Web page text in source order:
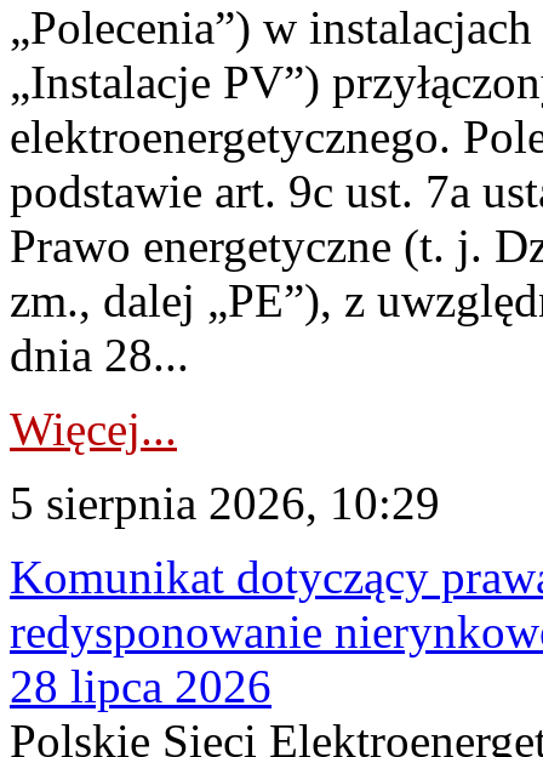
„Polecenia”) w
„Instalacje PV”)
elektroenergetycznego.
podstawie art. 9c ust. 7a
Prawo energetyczne (t. j.
zm., dalej „PE”), z
dnia 28...
Więcej...
5 sierpnia 2026, 10:29
Komunikat dotyczący
redysponowanie
28 lipca 2026
Polskie Sieci